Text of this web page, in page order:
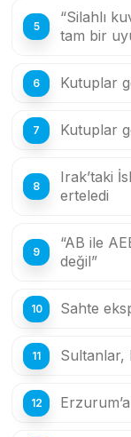
“Silahlı
tam bir
Kutuplar
Kutuplar
Irak’taki
erteledi
“AB ile
değil”
Sahte
Sultanlar,